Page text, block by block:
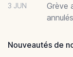
3 JUN
Grève
Nouveautés de